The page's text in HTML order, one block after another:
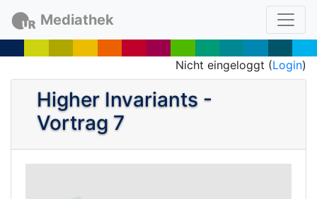
Mediathek
Nicht eingeloggt (Login)
Higher Invariants -
Vortrag 7